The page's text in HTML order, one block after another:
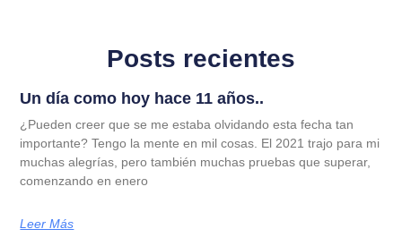
Posts recientes
Un día como hoy hace 11 años..
¿Pueden creer que se me estaba olvidando esta fecha tan
importante? Tengo la mente en mil cosas. El 2021 trajo para mi
muchas alegrías, pero también muchas pruebas que superar,
comenzando en enero
Leer Más